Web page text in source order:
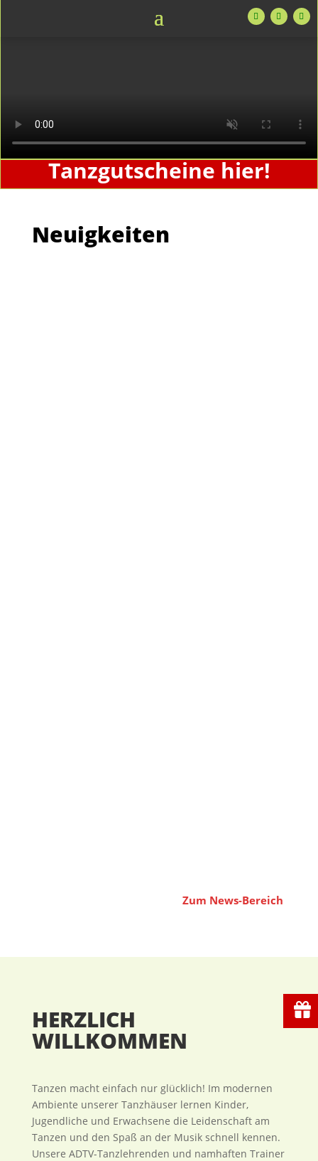
Tanzgutscheine hier!
Neuigkeiten
Zum News-Bereich
HERZLICH
WILLKOMMEN
Tanzen macht einfach nur glücklich! Im modernen
Ambiente unserer Tanzhäuser lernen Kinder,
Jugendliche und Erwachsene die Leidenschaft am
Tanzen und den Spaß an der Musik schnell kennen.
Unsere ADTV-Tanzlehrenden und namhaften Trainer